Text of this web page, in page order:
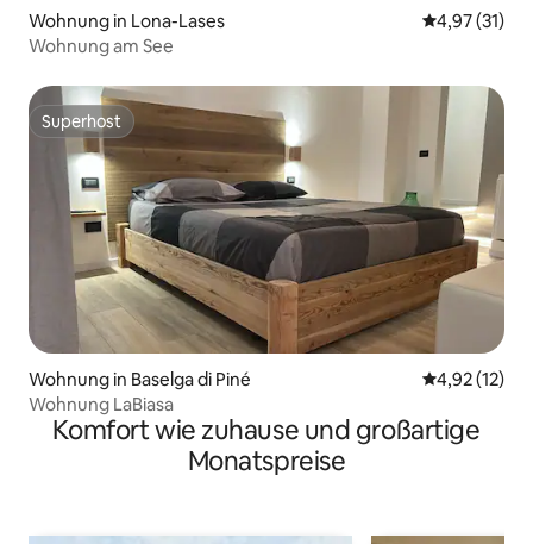
Wohnung in Lona-Lases
4,97 (31)
Wohnung am See
Superhost
Superhost
Wohnung in Baselga di Piné
4,92 (12)
Wohnung LaBiasa
Komfort wie zuhause und großartige
Monatspreise